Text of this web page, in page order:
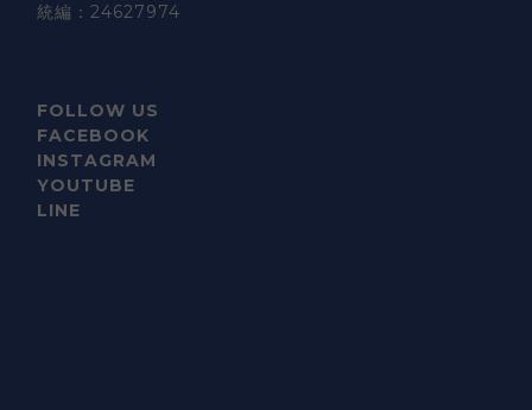
統編：24627974
FOLLOW US
FACEBOOK
INSTAGRAM
YOUTUBE
LINE